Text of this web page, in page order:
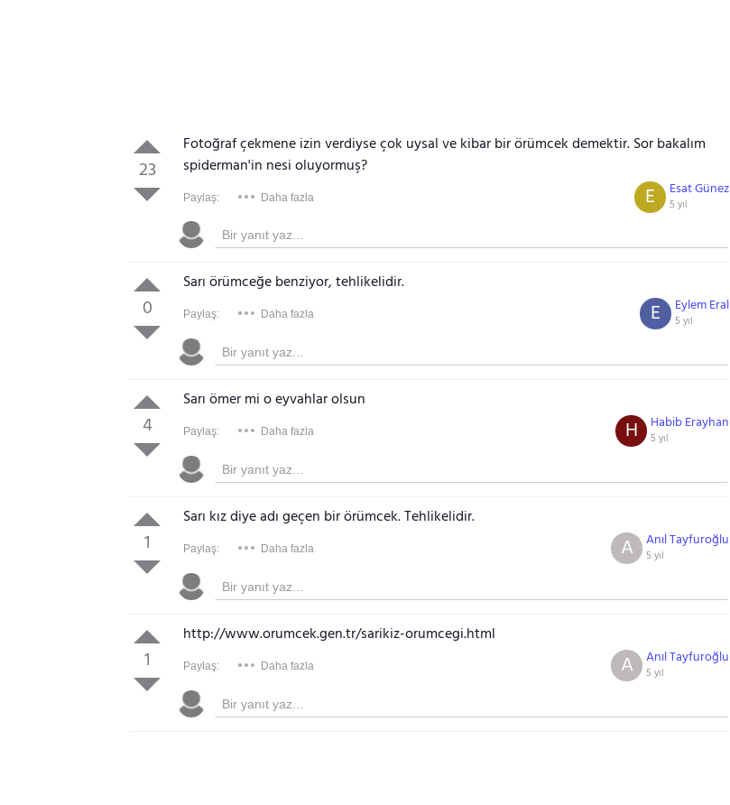
23
Fotoğraf çekmene izin verdiyse çok uysal ve kibar bir örümcek demektir. Sor bakalım
spiderman'in nesi oluyormuş?
Paylaş: Daha fazla Esat Günez
5 yıl
E
0
Sarı örümceğe benziyor, tehlikelidir.
Paylaş: Daha fazla Eylem Eral
5 yıl
E
4
Sarı ömer mi o eyvahlar olsun
Paylaş: Daha fazla Habib Erayhan
5 yıl
H
1
Sarı kız diye adı geçen bir örümcek. Tehlikelidir.
Paylaş: Daha fazla Anıl Tayfuroğlu
5 yıl
A
1
http://www.orumcek.gen.tr/sarikiz-orumcegi.html
Paylaş: Daha fazla Anıl Tayfuroğlu
5 yıl
A